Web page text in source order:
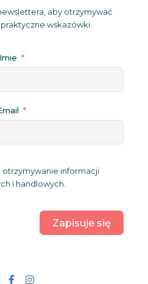
aby otrzymywać
wskazówki.
Imie
otrzymywanie informacji
i handlowych.
Zapisuje się